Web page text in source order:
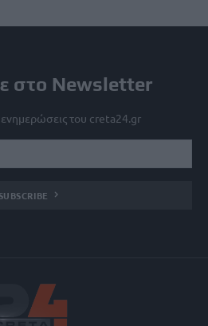
στο Newsletter
ενημερώσεις του creta24.gr
SUBSCRIBE